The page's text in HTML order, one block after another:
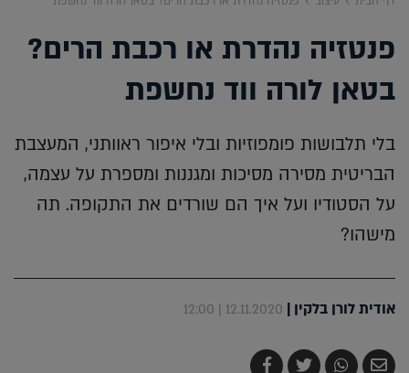
פנטזיה נהדרת או רכבת הרים?
בטאן לורה ווד נחשפת
בלי תלבושות פומפוזיות ובלי איפור ראוותני, המעצבת
הבריטית מסירה מסיכות ומגננות ומספרת על עצמה,
על הסטודיו ועל איך הם שורדים את התקופה. תה
מישהו?
אודית לורן בלקין |
12.11.2020 | 12:00
שלח שתף צייץ שתף